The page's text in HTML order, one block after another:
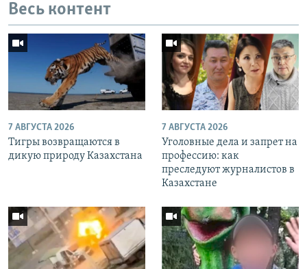
Весь контент
7 АВГУСТА 2026
Тигры возвращаются в
дикую природу Казахстана
7 АВГУСТА 2026
Уголовные дела и запрет на
профессию: как
преследуют журналистов в
Казахстане